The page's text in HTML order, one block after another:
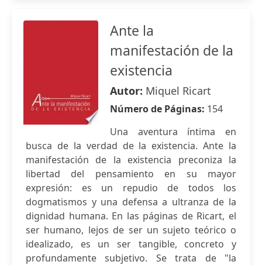
Ante la
manifestación de la
existencia
Autor: Miquel Ricart
Número de Páginas: 154
Una aventura íntima en
busca de la verdad de la existencia. Ante la
manifestación de la existencia preconiza la
libertad del pensamiento en su mayor
expresión: es un repudio de todos los
dogmatismos y una defensa a ultranza de la
dignidad humana. En las páginas de Ricart, el
ser humano, lejos de ser un sujeto teórico o
idealizado, es un ser tangible, concreto y
profundamente subjetivo. Se trata de "la